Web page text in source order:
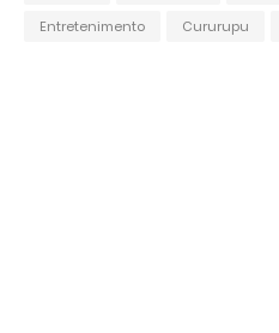
Entretenimento
Cururupu